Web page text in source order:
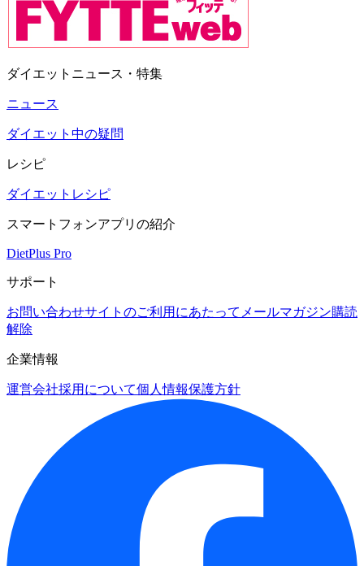
ダイエットニュース・特集
ニュース
ダイエット中の疑問
レシピ
ダイエットレシピ
スマートフォンアプリの紹介
DietPlus Pro
サポート
お問い合わせサイトのご利用にあたって メールマガジン購読
解除
企業情報
運営会社採用について個人情報保護方針